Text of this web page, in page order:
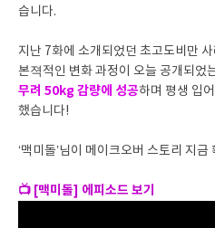
습니다.
지난 7화에 소개되었던 초고도비만 사
본젹적인 변화 과정이 오늘 공개되었
무려 50kg 감량에 성공하며 평생 입
했습니다!
‘맥미돌’님이 메이크오버 스토리 지금
📺 [맥미돌] 에피소드 보기